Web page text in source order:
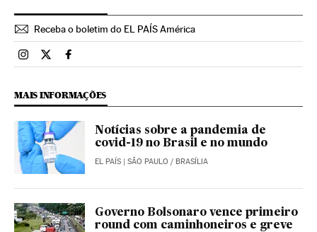
Receba o boletim do EL PAÍS América
Brasil El País Brasil en Instagram
Brasil El País Brasil en Twitter
Brasil El País Brasil en Facebook
MAIS INFORMAÇÕES
Notícias sobre a pandemia de
covid-19 no Brasil e no mundo
EL PAÍS | SÃO PAULO / BRASÍLIA
Governo Bolsonaro vence primeiro
round com caminhoneiros e greve